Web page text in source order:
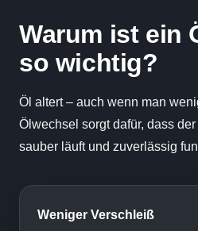
Warum ist ein
so wichtig?
Öl altert – auch wenn man
Ölwechsel sorgt dafür, dass
sauber läuft und zuverlässig
Weniger Verschleiß